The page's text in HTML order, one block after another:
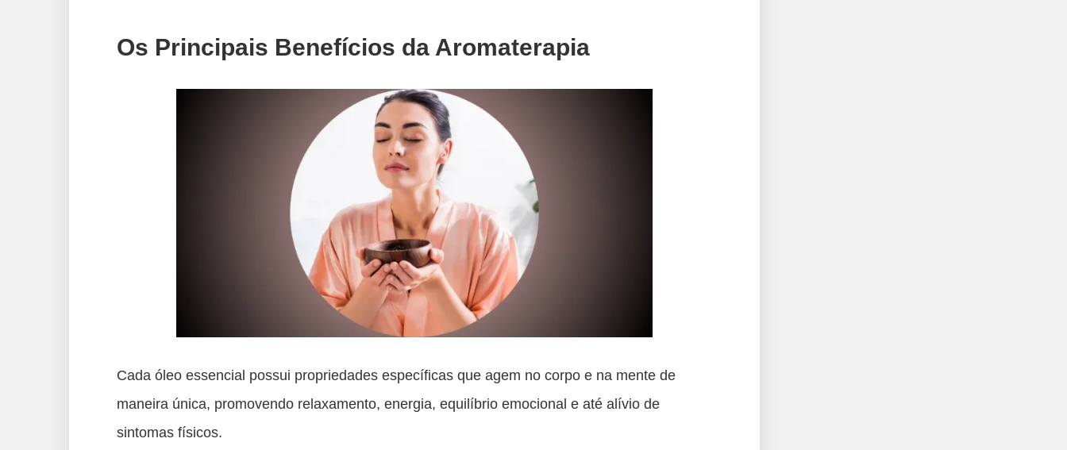
Os Principais Benefícios da Aromaterapia
Cada óleo essencial possui propriedades específicas que agem no corpo e na mente de
maneira única, promovendo relaxamento, energia, equilíbrio emocional e até alívio de
sintomas físicos.